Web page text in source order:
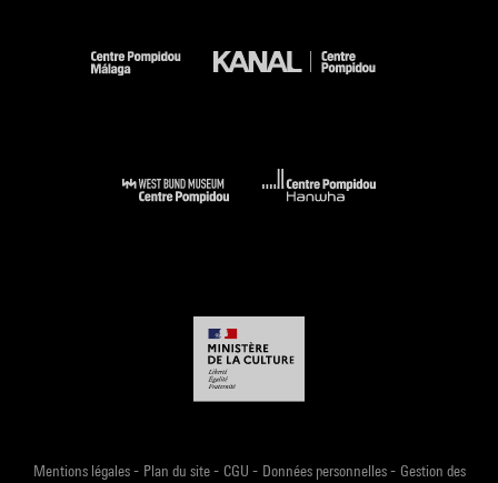
Mentions légales- Plan du site- CGU - Données personnelles- Gestion des